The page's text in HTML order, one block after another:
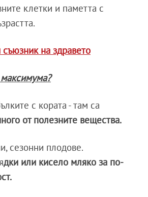
клетки и паметта с
съюзник на здравето
с кората - там са
от полезните вещества.
сезонни плодове.
дки или кисело мляко за по-